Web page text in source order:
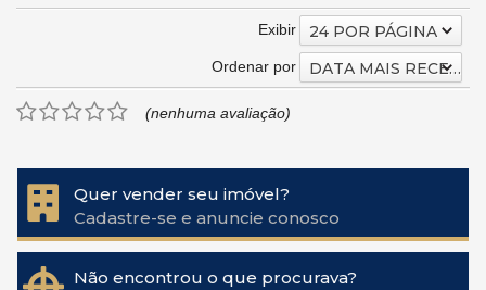
Exibir 24 POR PÁGINA
Ordenar por DATA MAIS RECENTE
(nenhuma avaliação)
Quer vender seu imóvel?
Cadastre-se e anuncie conosco
Não encontrou o que procurava?